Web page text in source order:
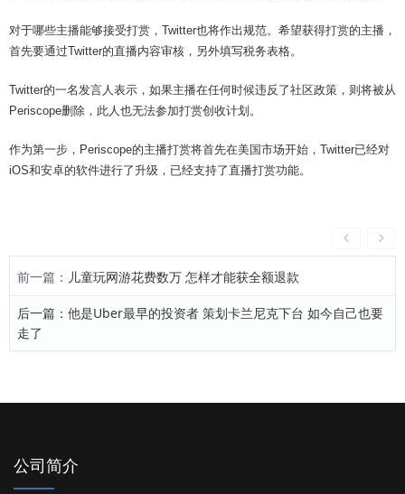
对于哪些主播能够接受打赏，Twitter也将作出规范。希望获得打赏的主播，
首先要通过Twitter的直播内容审核，另外填写税务表格。
Twitter的一名发言人表示，如果主播在任何时候违反了社区政策，则将被从
Periscope删除，此人也无法参加打赏创收计划。
作为第一步，Periscope的主播打赏将首先在美国市场开始，Twitter已经对
iOS和安卓的软件进行了升级，已经支持了直播打赏功能。
前一篇： 儿童玩网游花费数万 怎样才能获全额退款
后一篇： 他是Uber最早的投资者 策划卡兰尼克下台 如今自己也要
走了
公司简介